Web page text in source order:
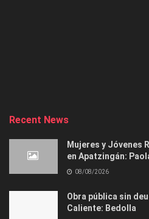
Recent News
Mujeres y Jóvenes
en Apatzingán:
08/08/2026
Obra pública sin
Caliente: Bedolla